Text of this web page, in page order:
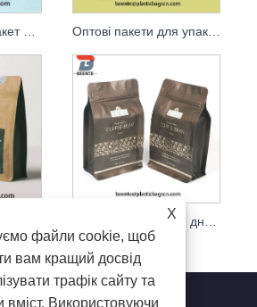
X
файли cookie, щоб
вам кращий досвід
трафік сайту та
вміст. Використовуючи